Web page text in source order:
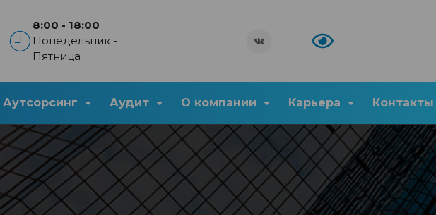
8:00 - 18:00
Понедельник -
Пятница
Аутсорсинг Аудит О компании Карьера Контакты